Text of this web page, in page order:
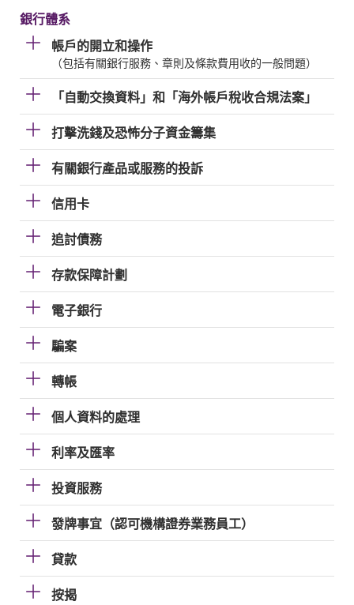
銀行體系
帳戶的開立和操作
（包括有關銀行服務、章則及條款費用收的一般問題）
「自動交換資料」和「海外帳戶稅收合規法案」
打擊洗錢及恐怖分子資金籌集
有關銀行產品或服務的投訴
信用卡
追討債務
存款保障計劃
電子銀行
騙案
轉帳
個人資料的處理
利率及匯率
投資服務
發牌事宜（認可機構證券業務員工）
貸款
按揭